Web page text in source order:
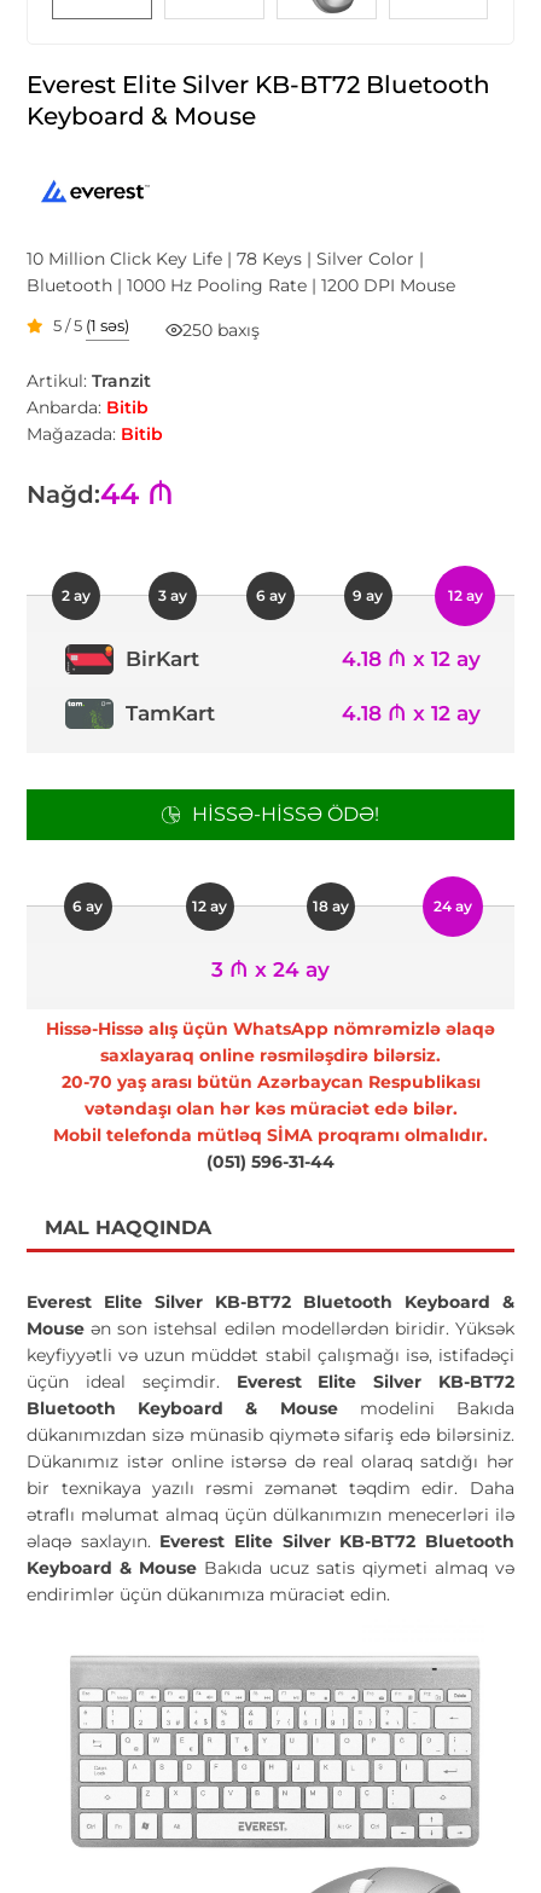
Everest Elite Silver KB-BT72 Bluetooth
Keyboard & Mouse
10 Million Click Key Life | 78 Keys | Silver Color |
Bluetooth | 1000 Hz Pooling Rate | 1200 DPI Mouse
5 / 5 (1 səs) 250 baxış
Artikul:Tranzit
Anbarda: Bitib
Mağazada: Bitib
Nağd:44 ₼
2 ay 3 ay 6 ay 9 ay 12 ay
BirKart 4.18 ₼ x 12 ay
TamKart 4.18 ₼ x 12 ay
HISSƏ-HISSƏ ÖDƏ!
6 ay 12 ay 18 ay 24 ay
3 ₼ x 24 ay
Hissə-Hissə alış üçün WhatsApp nömrəmizlə əlaqə
saxlayaraq online rəsmiləşdirə bilərsiz.
20-70 yaş arası bütün Azərbaycan Respublikası
vətəndaşı olan hər kəs müraciət edə bilər.
Mobil telefonda mütləq SİMA proqramı olmalıdır.
(051) 596-31-44
MAL HAQQINDA
Everest Elite Silver KB-BT72 Bluetooth Keyboard &
Mouseən son istehsal edilən modellərdən biridir. Yüksək
keyfiyyətli və uzun müddət stabil çalışmağı isə, istifadəçi
üçün ideal seçimdir. Everest Elite Silver KB-BT72
Bluetooth Keyboard & Mouse modelini Bakıda
dükanımızdan sizə münasib qiymətə sifariş edə bilərsiniz.
Dükanımız istər online istərsə də real olaraq satdığı hər
bir texnikaya yazılı rəsmi zəmanət təqdim edir. Daha
ətraflı məlumat almaq üçün dülkanımızın menecerləri ilə
əlaqə saxlayın. Everest Elite Silver KB-BT72 Bluetooth
Keyboard & Mouse Bakıda ucuz satis qiymeti almaq və
endirimlər üçün dükanımıza müraciət edin.